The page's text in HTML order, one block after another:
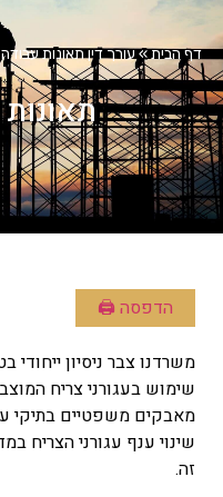
דף הבית»עורך דין תאונות עבודה
תאונות
הדפסה 🖨
משרדנו צבר ניסיון ייחודי
שימוש בעגורני צריח
מאבקים משפטיים בתיקי
שינוי ענף עגורני הצריח
זה.